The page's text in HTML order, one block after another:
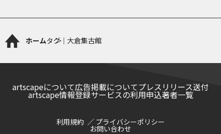
ホームタグ｜大倉集古館
artscapeについて広告掲載についてプレスリリース送付
artscape情報登録サービスの利用申込著者一覧
利用規約 プライバシーポリシー
お問い合わせ